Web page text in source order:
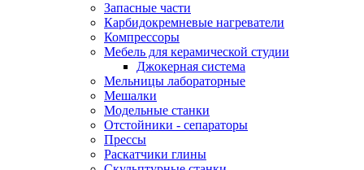
Запасные части
Карбидокремневые нагреватели
Компрессоры
Мебель для керамической студии
Джокерная система
Мельницы лабораторные
Мешалки
Модельные станки
Отстойники - сепараторы
Прессы
Раскатчики глины